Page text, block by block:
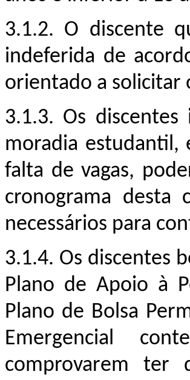
3.1.2. O discente
indeferida de
orientado a solicitar
3.1.3. Os discentes
moradia estudantil,
falta de vagas,
cronograma desta
necessários para c
3.1.4. Os discentes
Plano de Apoio à
Plano de Bolsa
Emergencial
comprovarem ter